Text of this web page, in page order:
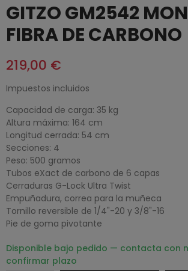
GITZO GM2542
FIBRA DE CARBONO
219,00 €
Impuestos incluidos
Capacidad de carga: 35 kg
Altura máxima: 164 cm
Longitud cerrada: 54 cm
Secciones: 4
Peso: 500 gramos
Tubos eXact de carbono de 6 capas
Cerraduras G-Lock Ultra Twist
Empuñadura, correa para la muñeca
Tornillo reversible de 1/4"-20 y 3/8"-16
Pie de goma pivotante
Disponible bajo pedido — contacta con
confirmar plazo